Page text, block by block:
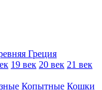
Греция
19 век 20 век 21 век
Копытные Кошки